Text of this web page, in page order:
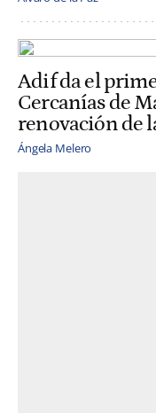
Adif da el
Cercanías de
renovación de
Ángela Melero